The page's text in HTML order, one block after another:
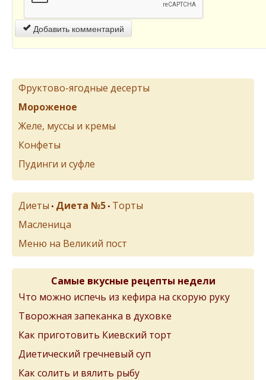
Добавить комментарий
Фруктово-ягодные десерты
Мороженое
Желе, муссы и кремы
Конфеты
Пудинги и суфле
Диеты • Диета №5 • Торты
Масленица
Меню на Великий пост
Самые вкусные рецепты недели
Что можно испечь из кефира на скорую руку
Творожная запеканка в духовке
Как приготовить Киевский торт
Диетический гречневый суп
Как солить и вялить рыбу